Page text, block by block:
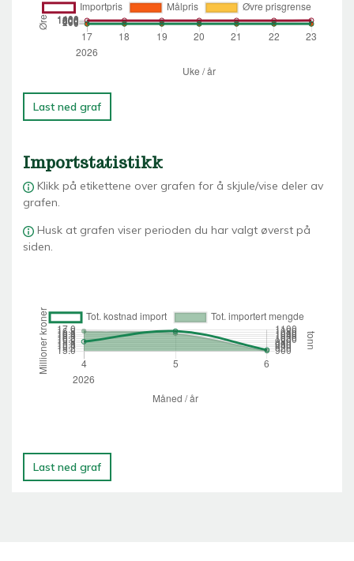
Last ned graf
Importstatistikk
Klikk på etikettene over grafen for å skjule/vise deler av
grafen.
Husk at grafen viser perioden du har valgt øverst på
siden.
Last ned graf